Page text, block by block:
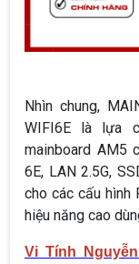
Nhìn chung,
WIFI6E là lựa
mainboard AM5
6E, LAN 2.5G,
cho các cấu hình
hiệu năng cao
Vi Tính